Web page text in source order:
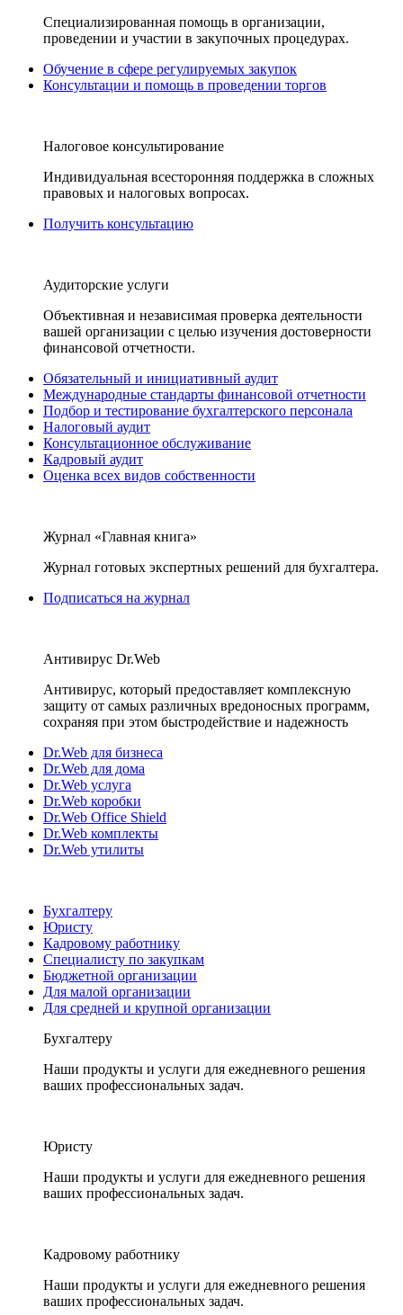
Специализированная помощь в организации,
проведении и участии в закупочных процедурах.
Обучение в сфере регулируемых закупок
Консультации и помощь в проведении торгов
Налоговое консультирование
Индивидуальная всесторонняя поддержка в сложных
правовых и налоговых вопросах.
Получить консультацию
Аудиторские услуги
Объективная и независимая проверка деятельности
вашей организации с целью изучения достоверности
финансовой отчетности.
Обязательный и инициативный аудит
Международные стандарты финансовой отчетности
Подбор и тестирование бухгалтерского персонала
Налоговый аудит
Консультационное обслуживание
Кадровый аудит
Оценка всех видов собственности
Журнал «Главная книга»
Журнал готовых экспертных решений для бухгалтера.
Подписаться на журнал
Антивирус Dr.Web
Антивирус, который предоставляет комплексную
защиту от самых различных вредоносных программ,
сохраняя при этом быстродействие и надежность
Dr.Web для бизнеса
Dr.Web для дома
Dr.Web услуга
Dr.Web коробки
Dr.Web Office Shield
Dr.Web комплекты
Dr.Web утилиты
Бухгалтеру
Юристу
Кадровому работнику
Специалисту по закупкам
Бюджетной организации
Для малой организации
Для средней и крупной организации
Бухгалтеру
Наши продукты и услуги для ежедневного решения
ваших профессиональных задач.
Юристу
Наши продукты и услуги для ежедневного решения
ваших профессиональных задач.
Кадровому работнику
Наши продукты и услуги для ежедневного решения
ваших профессиональных задач.